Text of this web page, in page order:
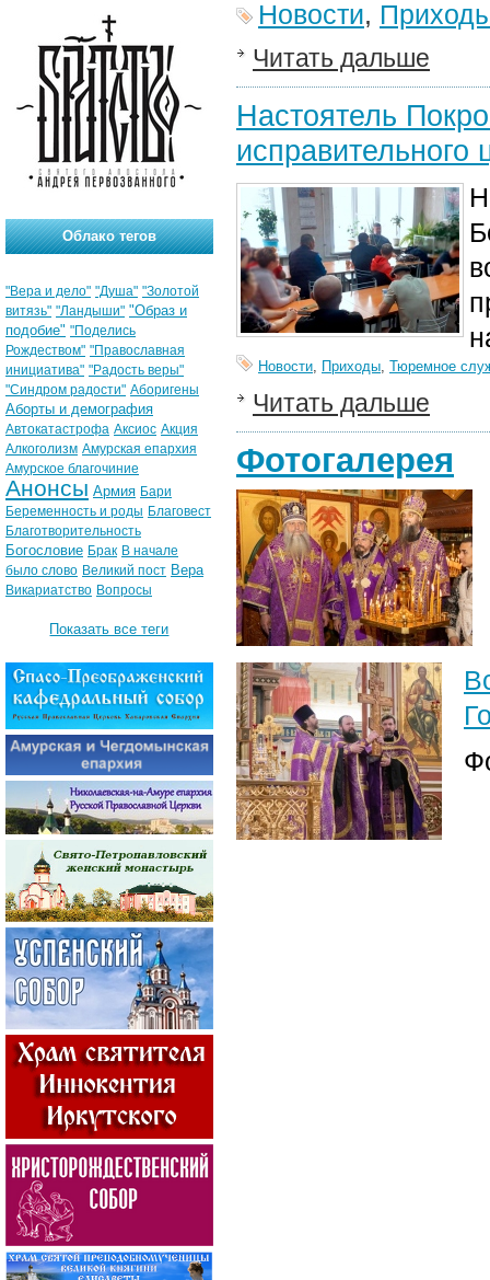
Новости,
Читать дальше
Настоятель
Новости, Приходы, Тюремное
Читать дальше
Фотогалерея
Облако тегов
"Вера и дело" "Душа" "Золотой
витязь" "Ландыши" "Образ и
подобие" "Поделись
Рождеством" "Православная
инициатива" "Радость веры"
"Синдром радости" Аборигены
Аборты и демография
Автокатастрофа Аксиос Акция
Алкоголизм Амурская епархия
Амурское благочиние
Анонсы Армия Бари
Беременность и роды Благовест
Благотворительность
Богословие Брак В начале
было слово Великий пост Вера
Викариатство Вопросы
Показать все теги